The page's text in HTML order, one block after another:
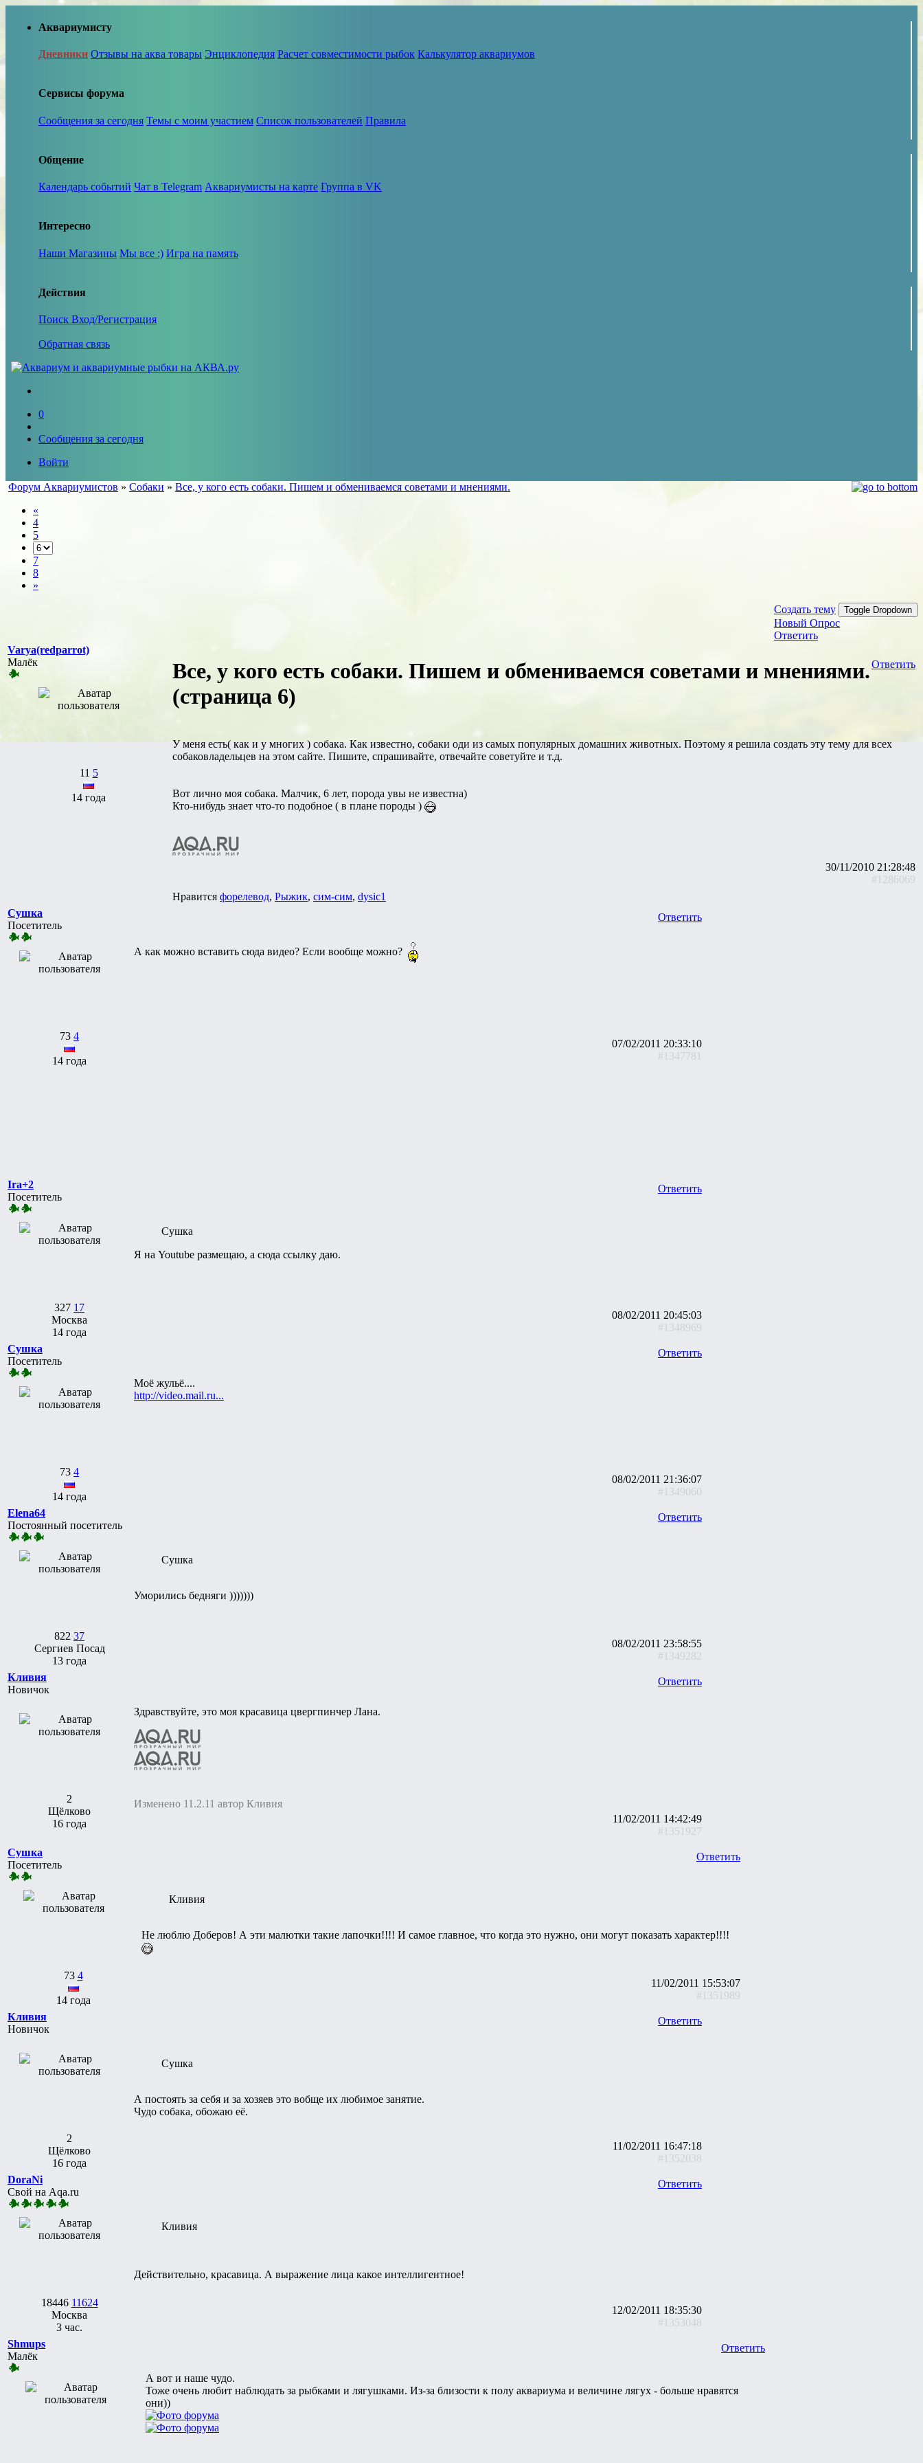
Аквариумисту
Дневники Отзывы на аква товары Энциклопедия Расчет совместимости рыбок Калькулятор аквариумов
Сервисы форума
Сообщения за сегодня Темы с моим участием Список пользователей Правила
Общение
Календарь событий Чат в Telegram Аквариумисты на карте Группа в VK
Интересно
Наши Магазины Мы все :) Игра на память
Действия
Поиск Вход/Регистрация
Обратная связь
0
Сообщения за сегодня
Войти
Форум Аквариумистов » Собаки » Все, у кого есть собаки. Пишем и обмениваемся советами и мнениями.
«
4
5
7
8
»
Создать тему Toggle Dropdown
Новый Опрос
Ответить
Varya(redparrot)
Малёк
11 5
14 года
Ответить
Все, у кого есть собаки. Пишем и обмениваемся советами и мнениями.
(страница 6)
У меня есть( как и у многих ) собака. Как известно, собаки оди из самых популярных домашних животных. Поэтому я решила создать эту тему для всех
собаковладельцев на этом сайте. Пишите, спрашивайте, отвечайте советуйте и т.д.
Вот лично моя собака. Малчик, 6 лет, порода увы не известна)
Кто-нибудь знает что-то подобное ( в плане породы )
30/11/2010 21:28:48
#1286069
Нравится форелевод, Рыжик, сим-сим, dysic1
Сушка
Посетитель
73 4
14 года
Ответить
А как можно вставить сюда видео? Если вообще можно?
07/02/2011 20:33:10
#1347781
Ira+2
Посетитель
327 17
Москва
14 года
Ответить
Сушка
Я на Youtube размещаю, а сюда ссылку даю.
08/02/2011 20:45:03
#1348969
Сушка
Посетитель
73 4
14 года
Ответить
Моё жульё....
http://video.mail.ru...
08/02/2011 21:36:07
#1349060
Elena64
Постоянный посетитель
822 37
Сергиев Посад
13 года
Ответить
Сушка
Уморились бедняги )))))))
08/02/2011 23:58:55
#1349282
Кливия
Новичок
2
Щёлково
16 года
Ответить
Здравствуйте, это моя красавица цвергпинчер Лана.
Изменено 11.2.11 автор Кливия
11/02/2011 14:42:49
#1351927
Сушка
Посетитель
73 4
14 года
Ответить
Кливия
Не люблю Доберов! А эти малютки такие лапочки!!!! И самое главное, что когда это нужно, они могут показать характер!!!!
11/02/2011 15:53:07
#1351989
Кливия
Новичок
2
Щёлково
16 года
Ответить
Сушка
А постоять за себя и за хозяев это вобще их любимое занятие.
Чудо собака, обожаю её.
11/02/2011 16:47:18
#1352038
DoraNi
Свой на Aqa.ru
18446 11624
Москва
3 час.
Ответить
Кливия
Действительно, красавица. А выражение лица какое интеллигентное!
12/02/2011 18:35:30
#1353048
Shmups
Малёк
Ответить
А вот и наше чудо.
Тоже очень любит наблюдать за рыбками и лягушками. Из-за близости к полу аквариума и величине лягух - больше нравятся
они))